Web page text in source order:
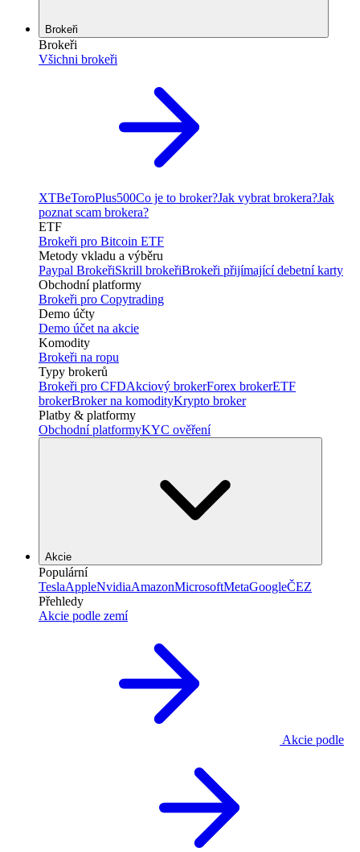
Brokeři
Brokeři
Všichni brokeři
XTBeToroPlus500Co je to broker?Jak vybrat brokera?Jak
poznat scam brokera?
ETF
Brokeři pro Bitcoin ETF
Metody vkladu a výběru
Paypal BrokeřiSkrill brokeřiBrokeři přijímající debetní karty
Obchodní platformy
Brokeři pro Copytrading
Demo účty
Demo účet na akcie
Komodity
Brokeři na ropu
Typy brokerů
Brokeři pro CFDAkciový brokerForex brokerETF
brokerBroker na komodityKrypto broker
Platby & platformy
Obchodní platformyKYC ověření
Akcie
Populární
TeslaAppleNvidiaAmazonMicrosoftMetaGoogleČEZ
Přehledy
Akcie podle zemí
Akcie podle